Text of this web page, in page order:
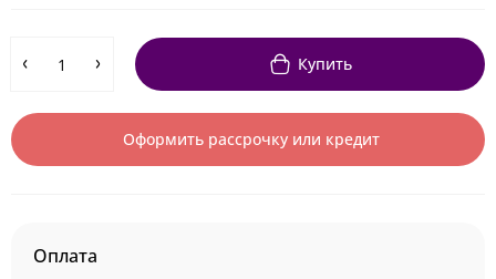
Купить
Оформить рассрочку или кредит
Оплата